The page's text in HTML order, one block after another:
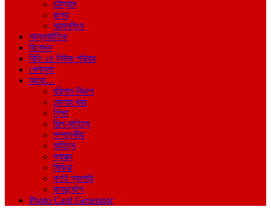
চট্টগ্রাম
রংপুর
ময়মনসিংহ
আন্তর্জাতিক
বিনোদন
বিডি ২৪ নিউজ পরিবার
খেলাধুলা
আরো…
বরিশাল বিভাগ
জেলার খবর
শিক্ষা
শিল্প-সাহিত্য
সম্পাদকীয়
সাহিত্য
স্বাস্থ্য
মিডিয়া
ফটো গ্যালারি
জনদুর্ভোগ
Photo Card Generator